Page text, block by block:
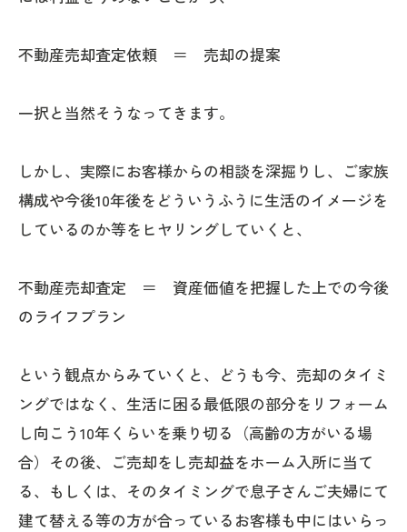
不動産売却査定依頼 ＝ 売却の提案
一択と当然そうなってきます。
しかし、実際にお客様からの相談を深掘りし、ご家族
構成や今後10年後をどういうふうに生活のイメージを
しているのか等をヒヤリングしていくと、
不動産売却査定 ＝ 資産価値を把握した上での今後
のライフプラン
という観点からみていくと、どうも今、売却のタイミ
ングではなく、生活に困る最低限の部分をリフォーム
し向こう10年くらいを乗り切る（高齢の方がいる場
合）その後、ご売却をし売却益をホーム入所に当て
る、もしくは、そのタイミングで息子さんご夫婦にて
建て替える等の方が合っているお客様も中にはいらっ